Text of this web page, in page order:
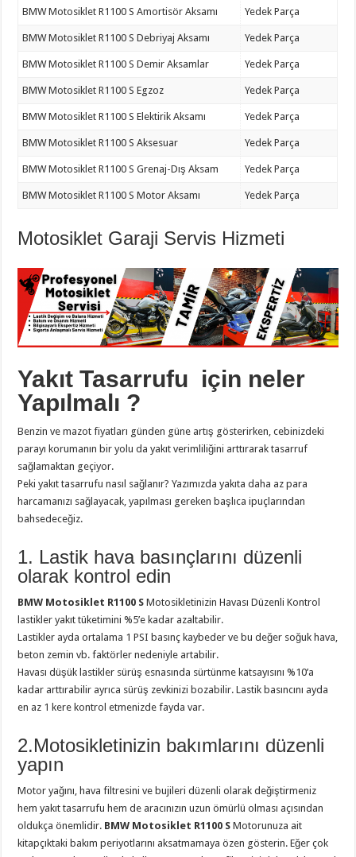
BMW Motosiklet R1100 S Amortisör Aksamı Yedek Parça
BMW Motosiklet R1100 S Debriyaj Aksamı Yedek Parça
BMW Motosiklet R1100 S Demir Aksamlar Yedek Parça
BMW Motosiklet R1100 S Egzoz Yedek Parça
BMW Motosiklet R1100 S Elektirik Aksamı Yedek Parça
BMW Motosiklet R1100 S Aksesuar Yedek Parça
BMW Motosiklet R1100 S Grenaj-Dış Aksam Yedek Parça
BMW Motosiklet R1100 S Motor Aksamı Yedek Parça
Motosiklet Garaji Servis Hizmeti
Yakıt Tasarrufu için neler
Yapılmalı ?
Benzin ve mazot fiyatları günden güne artış gösterirken, cebinizdeki
parayı korumanın bir yolu da yakıt verimliliğini arttırarak tasarruf
sağlamaktan geçiyor.
Peki yakıt tasarrufu nasıl sağlanır? Yazımızda yakıta daha az para
harcamanızı sağlayacak, yapılması gereken başlıca ipuçlarından
bahsedeceğiz.
1. Lastik hava basınçlarını düzenli
olarak kontrol edin
BMW Motosiklet R1100 S Motosikletinizin Havası Düzenli Kontrol
lastikler yakıt tüketimini %5’e kadar azaltabilir.
Lastikler ayda ortalama 1 PSI basınç kaybeder ve bu değer soğuk hava,
beton zemin vb. faktörler nedeniyle artabilir.
Havası düşük lastikler sürüş esnasında sürtünme katsayısını %10’a
kadar arttırabilir ayrıca sürüş zevkinizi bozabilir. Lastik basıncını ayda
en az 1 kere kontrol etmenizde fayda var.
2.Motosikletinizin bakımlarını düzenli
yapın
Motor yağını, hava filtresini ve bujileri düzenli olarak değiştirmeniz
hem yakıt tasarrufu hem de aracınızın uzun ömürlü olması açısından
oldukça önemlidir. BMW Motosiklet R1100 SMotorunuza ait
kitapçıktaki bakım periyotlarını aksatmamaya özen gösterin. Eğer çok